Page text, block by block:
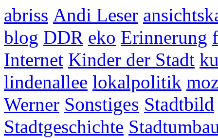
abriss Andi Leser
blog DDR eko Erinnerung
Internet Kinder der Stadt
lindenallee lokalpolitik
Werner Sonstiges Stadtbild
Stadtgeschichte